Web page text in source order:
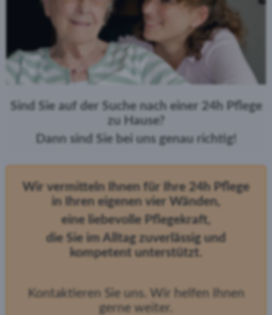
Sind Sie auf der Suche nach einer 24h Pflege
zu Hause?
Dann sind Sie bei uns genau richtig!
Wir vermitteln Ihnen für Ihre 24h Pflege
in Ihren eigenen vier Wänden,
eine liebevolle Pflegekraft,
die Sie im Alltag zuverlässig und
kompetent unterstützt.
Kontaktieren Sie uns. Wir helfen Ihnen
gerne weiter.